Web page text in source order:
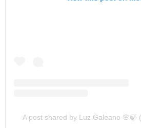
A post shared by Luz Galeano 🌸🍃